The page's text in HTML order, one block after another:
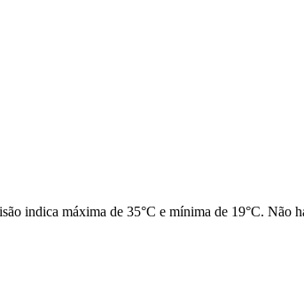
indica máxima de 35°C e mínima de 19°C. Não